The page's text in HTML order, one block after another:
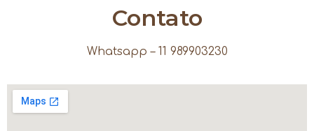
Contato
Whatsapp – 11 989903230